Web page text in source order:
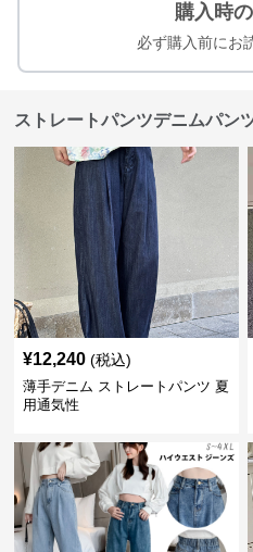
購入時
必ず購入前にお
ストレートパンツデニムパン
¥12,240 (税込)
薄手デニム ストレートパンツ 夏
用通気性